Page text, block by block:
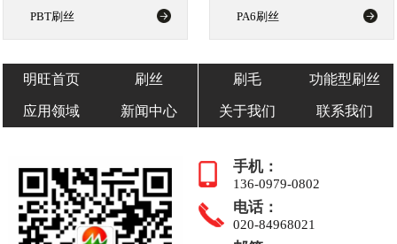
PBT刷丝 PA6刷丝
明旺首页 刷丝 刷毛 功能型刷丝
应用领域 新闻中心 关于我们 联系我们
手机：
136-0979-0802
电话：
020-84968021